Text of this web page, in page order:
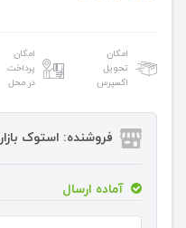
امکان
تحویل
اکسپرس
امکان
پرداخت
در محل
فروشنده: استوک بازار
آماده ارسال